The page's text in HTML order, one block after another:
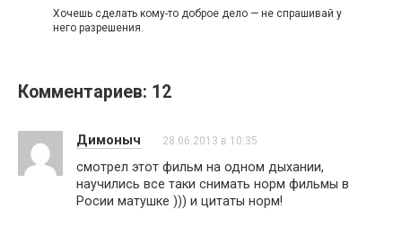
Хочешь сделать кому-то доброе дело — не спрашивай у
него разрешения.
Комментариев: 12
Димоныч 28.06.2013 в 10:35
смотрел этот фильм на одном дыхании,
научились все таки снимать норм фильмы в
Росии матушке ))) и цитаты норм!